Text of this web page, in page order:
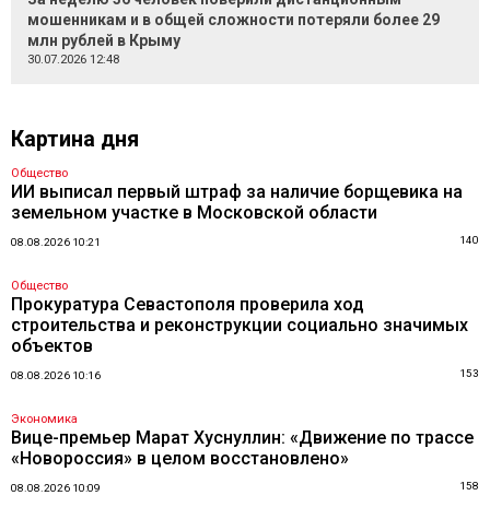
мошенникам и в общей сложности потеряли более 29
млн рублей в Крыму
30.07.2026 12:48
Картина дня
Общество
ИИ выписал первый штраф за наличие борщевика на
земельном участке в Московской области
08.08.2026 10:21 140
Общество
Прокуратура Севастополя проверила ход
строительства и реконструкции социально значимых
объектов
08.08.2026 10:16 153
Экономика
Вице-премьер Марат Хуснуллин: «Движение по трассе
«Новороссия» в целом восстановлено»
08.08.2026 10:09 158